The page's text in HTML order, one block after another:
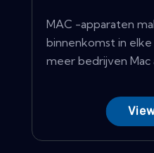
MAC -apparaten
binnenkomst in
meer bedrijven Mac